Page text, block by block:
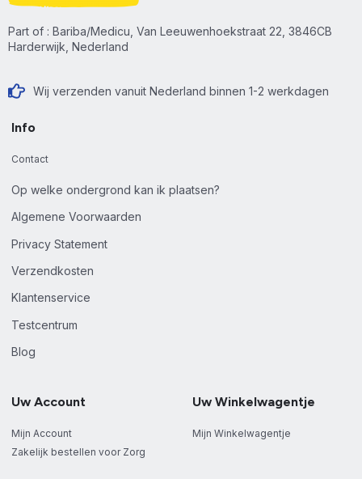
Part of : Bariba/Medicu, Van Leeuwenhoekstraat 22, 3846CB
Harderwijk, Nederland
Wij verzenden vanuit Nederland binnen 1-2 werkdagen
Info
Contact
Op welke ondergrond kan ik plaatsen?
Algemene Voorwaarden
Privacy Statement
Verzendkosten
Klantenservice
Testcentrum
Blog
Uw Account
Mijn Account
Zakelijk bestellen voor Zorg
Uw Winkelwagentje
Mijn Winkelwagentje